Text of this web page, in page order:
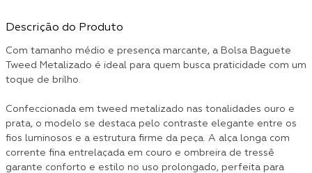
Descrição do Produto
Com tamanho médio e presença marcante, a Bolsa Baguete
Tweed Metalizado é ideal para quem busca praticidade com um
toque de brilho.
Confeccionada em tweed metalizado nas tonalidades ouro e
prata, o modelo se destaca pelo contraste elegante entre os
fios luminosos e a estrutura firme da peça. A alça longa com
corrente fina entrelaçada em couro e ombreira de tressê
garante conforto e estilo no uso prolongado, perfeita para